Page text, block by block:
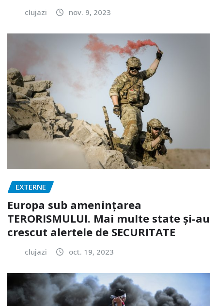
clujazi nov. 9, 2023
EXTERNE
Europa sub amenințarea
TERORISMULUI. Mai multe state și-au
crescut alertele de SECURITATE
clujazi oct. 19, 2023